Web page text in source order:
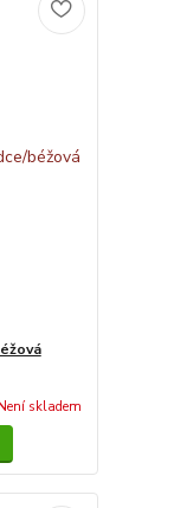
skladem